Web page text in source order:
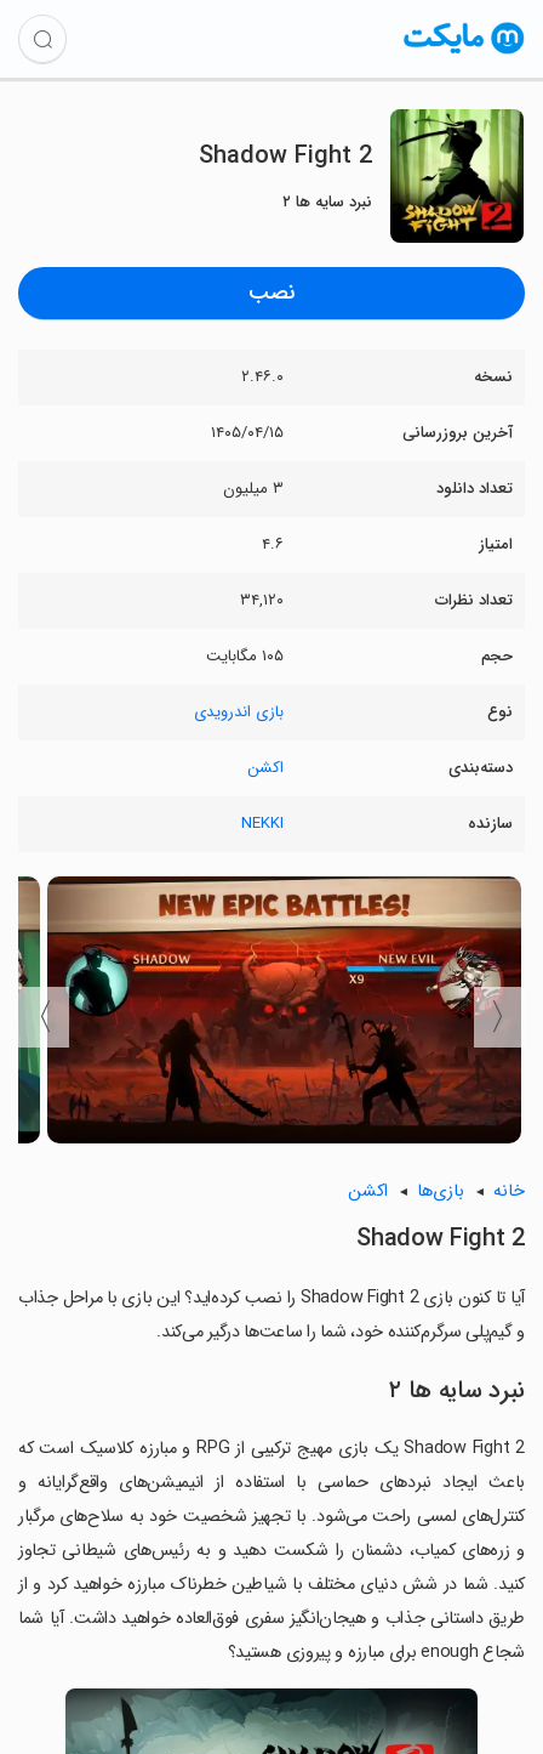
Shadow Fight 2
نبرد سایه ها ۲
نصب
نسخه ۲.۴۶.۰
آخرین بروزرسانی ۱۴۰۵/۰۴/۱۵
تعداد دانلود ۳ میلیون
امتیاز ۴.۶
تعداد نظرات ۳۴,۱۲۰
حجم ۱۰۵ مگابایت
نوع بازی اندرویدی
دسته‌بندی اکشن
سازنده NEKKI
〈
〉
خانه بازی‌ها اکشن
Shadow Fight 2
آیا تا کنون بازی Shadow Fight 2 را نصب کرده‌اید؟ این بازی با مراحل جذاب
و گیم‌پلی سرگرم‌کننده خود، شما را ساعت‌ها درگیر می‌کند.
نبرد سایه ها ۲
Shadow Fight 2 یک بازی مهیج ترکیبی از RPG و مبارزه کلاسیک است که
باعث ایجاد نبردهای حماسی با استفاده از انیمیشن‌های واقع‌گرایانه و
کنترل‌های لمسی راحت می‌شود. با تجهیز شخصیت خود به سلاح‌های مرگبار
و زره‌های کمیاب، دشمنان را شکست دهید و به رئیس‌های شیطانی تجاوز
کنید. شما در شش دنیای مختلف با شیاطین خطرناک مبارزه خواهید کرد و از
طریق داستانی جذاب و هیجان‌انگیز سفری فوق‌العاده خواهید داشت. آیا شما
شجاع enough برای مبارزه و پیروزی هستید؟